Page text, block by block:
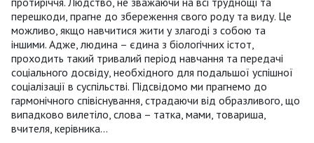
перешкоди, прагне до збереження свого роду та виду. Це
можливо, якщо навчитися жити у злагоді з собою та
іншими. Адже, людина – єдина з біологічних істот,
проходить такий тривалий період навчання та передачі
соціального досвіду, необхідного для подальшої успішної
соціалізації в суспільстві. Підсвідомо ми прагнемо до
гармонічного співіснування, страдаючи від образливого, що
випадково вилетіло, слова – татка, мами, товариша,
вчителя, керівника...